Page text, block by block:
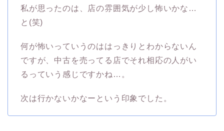
私が思ったのは、店の雰囲気が少し怖いかな…
と(笑)
何が怖いっていうのははっきりとわからないん
ですが、中古を売ってる店でそれ相応の人がい
るっていう感じですかね…。
次は行かないかなーという印象でした。